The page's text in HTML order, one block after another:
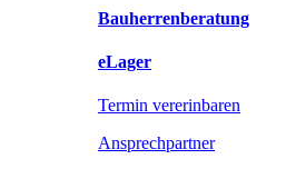
Bauherrenberatung
eLager
Termin vererinbaren
Ansprechpartner